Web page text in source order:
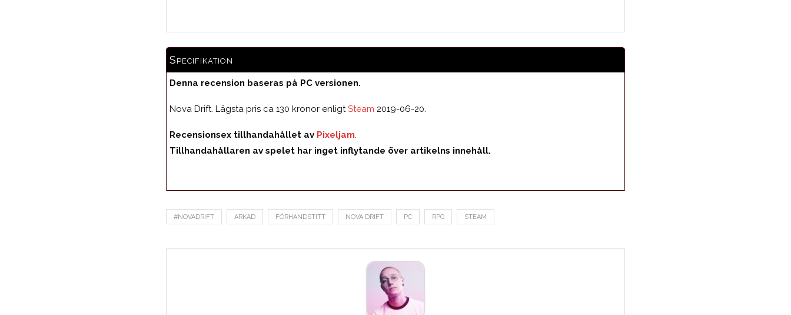
Specifikation
Denna recension baseras på PC versionen.
Nova Drift. Lägsta pris ca 130 kronor enligt Steam 2019-06-20.
Recensionsex tillhandahållet av Pixeljam
Tillhandahållaren av spelet har inget inflytande över artikelns innehåll.
#NOVADRIFT ARKAD FÖRHANDSTITT NOVA DRIFT PC RPG STEAM